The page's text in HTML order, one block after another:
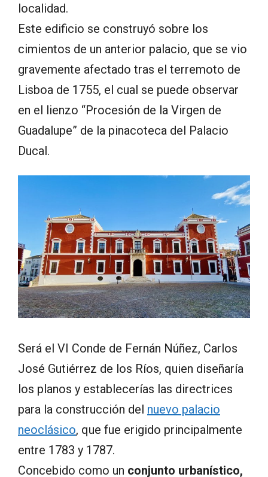
localidad.
Este edificio se construyó sobre los
cimientos de un anterior palacio, que se vio
gravemente afectado tras el terremoto de
Lisboa de 1755, el cual se puede observar
en el lienzo “Procesión de la Virgen de
Guadalupe” de la pinacoteca del Palacio
Ducal.
Será el VI Conde de Fernán Núñez, Carlos
José Gutiérrez de los Ríos, quien diseñaría
los planos y establecerías las directrices
para la construcción del nuevo palacio
neoclásico, que fue erigido principalmente
entre 1783 y 1787.
Concebido como un conjunto urbanístico,